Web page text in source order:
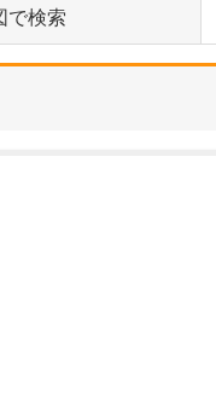
で検索
も相談に
合医療の